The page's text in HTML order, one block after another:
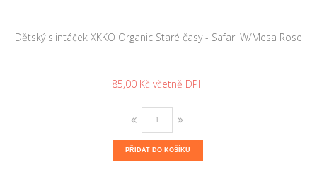
Dětský slintáček XKKO Organic Staré časy - Safari W/Mesa Rose
85,00 Kč
PŘIDAT DO KOŠÍKU